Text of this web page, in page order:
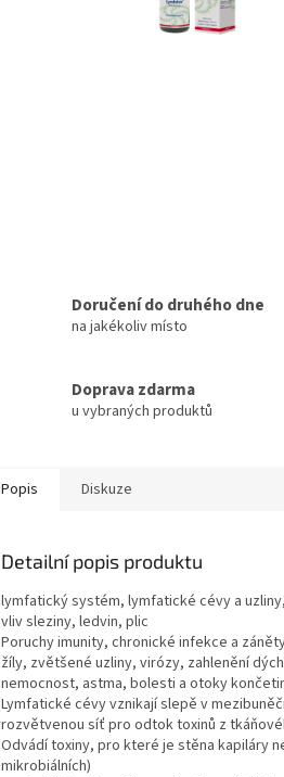
Doručení do druhého dne
na jakékoliv místo
Doprava zdarma
u vybraných produktů
Popis Diskuze
Detailní popis produktu
lymfatický systém, lymfatické cévy a
vliv sleziny, ledvin, plic
Poruchy imunity, chronické infekce a
žíly, zvětšené uzliny, virózy, zahlenění
nemocnost, astma, bolesti a otoky
Lymfatické cévy vznikají slepě v
rozvětvenou síť pro odtok toxinů z
Odvádí toxiny, pro které je stěna kapiláry
mikrobiálních)